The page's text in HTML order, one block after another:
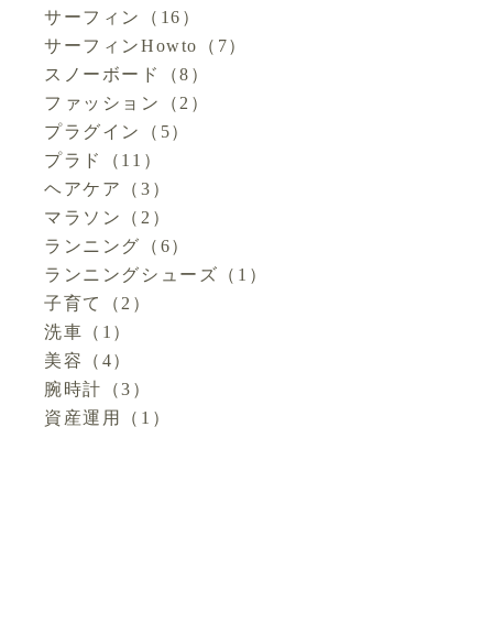
サーフィン
（16）
サーフィンHowto
（7）
スノーボード
（8）
ファッション
（2）
プラグイン
（5）
プラド
（11）
ヘアケア
（3）
マラソン
（2）
ランニング
（6）
ランニングシューズ （1）
子育て
（2）
洗車 （1）
美容
（4）
腕時計
（3）
資産運用
（1）